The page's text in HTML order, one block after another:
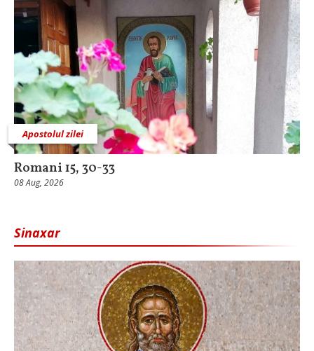
Apostolul zilei
Romani 15, 30-33
08 Aug, 2026
Sinaxar